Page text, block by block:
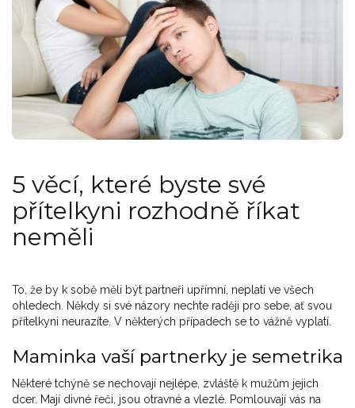
5 věcí, které byste své
přítelkyni rozhodně říkat
neměli
To, že by k sobě měli být partneři upřímní, neplatí ve všech
ohledech. Někdy si své názory nechte raději pro sebe, ať svou
přítelkyni neurazíte. V některých případech se to vážně vyplatí.
Maminka vaší partnerky je semetrika
Některé tchýně se nechovají nejlépe, zvláště k mužům jejich
dcer. Mají divné řeči, jsou otravné a vlezlé. Pomlouvají vás na